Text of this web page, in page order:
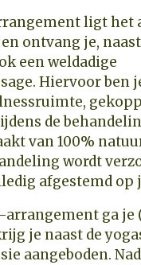
ligt het
ontvang je,
een weldadige
Hiervoor ben
de
van 100%
wordt
afgestemd op
ga je
je naast de
aangeboden.